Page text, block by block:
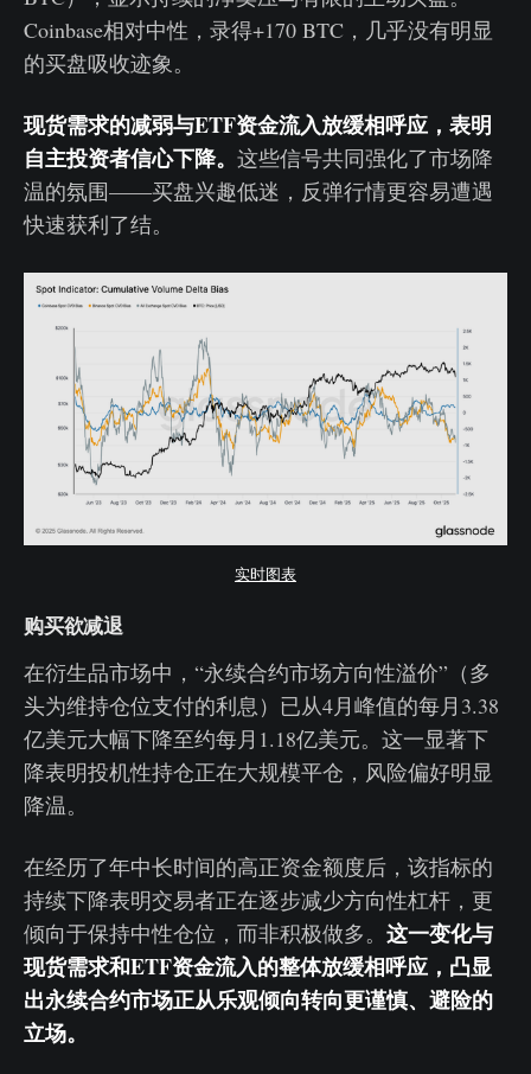
Coinbase相对中性，录得+170 BTC，几乎没有明显
的买盘吸收迹象。
现货需求的减弱与ETF资金流入放缓相呼应，表明
自主投资者信心下降。 这些信号共同强化了市场降
温的氛围——买盘兴趣低迷，反弹行情更容易遭遇
快速获利了结。
实时图表
购买欲减退
在衍生品市场中，“永续合约市场方向性溢价”（多
头为维持仓位支付的利息）已从4月峰值的每月3.38
亿美元大幅下降至约每月1.18亿美元。这一显著下
降表明投机性持仓正在大规模平仓，风险偏好明显
降温。
在经历了年中长时间的高正资金额度后，该指标的
持续下降表明交易者正在逐步减少方向性杠杆，更
倾向于保持中性仓位，而非积极做多。 这一变化与
现货需求和ETF资金流入的整体放缓相呼应，凸显
出永续合约市场正从乐观倾向转向更谨慎、避险的
立场。